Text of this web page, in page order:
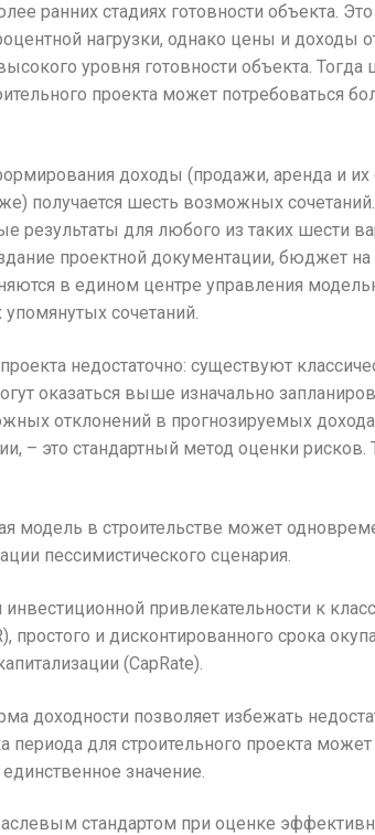
ранних стадиях готовности объекта.
нагрузки, однако цены и доходы
уровня готовности объекта.
проекта может потребоваться
доходы (продажи, аренда и
получается шесть возможных
результаты для любого из таких шести
проектной документации, бюджет на
в едином центре управления
сочетаний.
недостаточно: существуют
оказаться выше изначально
отклонений в прогнозируемых
– это стандартный метод оценки
модель в строительстве может
пессимистического сценария.
привлекательности к
простого и дисконтированного срока
(CapRate).
доходности позволяет избежать
периода для строительного проекта
значение.
стандартом при оценке